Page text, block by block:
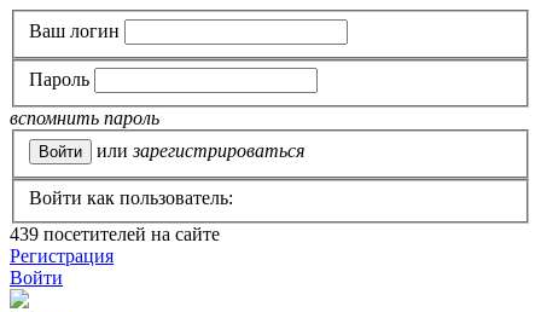
Ваш логин
Пароль
вспомнить пароль
или зарегистрироваться
Войти как пользователь:
439 посетителей на сайте
Регистрация
Войти